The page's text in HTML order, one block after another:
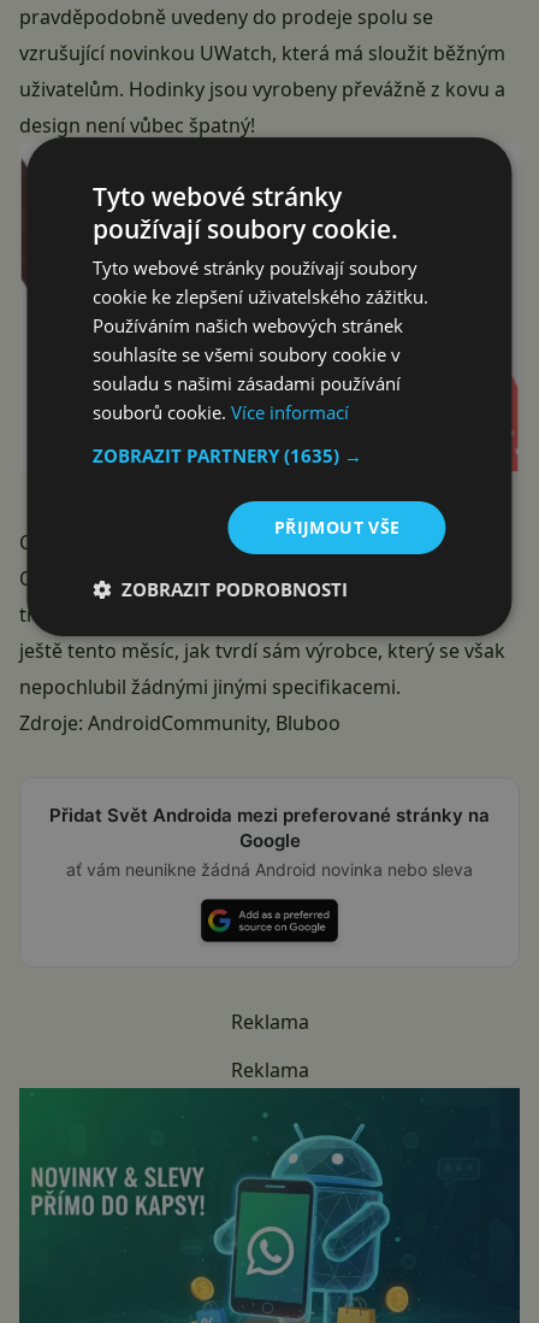
pravděpodobně uvedeny do prodeje spolu se
vzrušující novinkou UWatch, která má sloužit běžným
uživatelům. Hodinky jsou vyrobeny převážně z kovu a
design není vůbec špatný!
Co je však na UWatch zajímavé, je cenovka 50 dolarů a
OS Android Wear. Tyto dvě kombinace se prozatím na
trhu vylučovaly. Chytré hodinky budou představeny
ještě tento měsíc, jak tvrdí sám výrobce, který se však
nepochlubil žádnými jinými specifikacemi.
Zdroje: AndroidCommunity, Bluboo
Přidat Svět Androida mezi preferované stránky na
Google
ať vám neunikne žádná Android novinka nebo sleva
Reklama
Reklama
Tyto webové stránky
používají soubory cookie.
Tyto webové stránky používají soubory
cookie ke zlepšení uživatelského zážitku.
Používáním našich webových stránek
souhlasíte se všemi soubory cookie v
souladu s našimi zásadami používání
souborů cookie.Více informací
ZOBRAZIT PARTNERY(1635) →
PŘIJMOUT VŠE
ZOBRAZIT PODROBNOSTI